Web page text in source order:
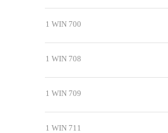
1 WIN 700
1 WIN 708
1 WIN 709
1 WIN 711